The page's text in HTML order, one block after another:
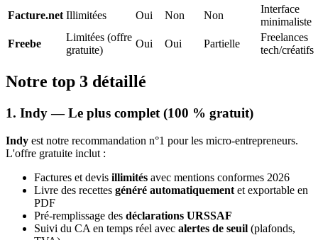
Facture.net Illimitées Oui Non Non
Interface
minimaliste
Freebe
Limitées (offre
gratuite)
Oui Oui Partielle
Freelances
tech/créatifs
Notre top 3 détaillé
1. Indy — Le plus complet (100 % gratuit)
Indy est notre recommandation n°1 pour les micro-entrepreneurs.
L'offre gratuite inclut :
Factures et devis illimités avec mentions conformes 2026
Livre des recettes généré automatiquement et exportable en
PDF
Pré-remplissage des déclarations URSSAF
Suivi du CA en temps réel avec alertes de seuil (plafonds,